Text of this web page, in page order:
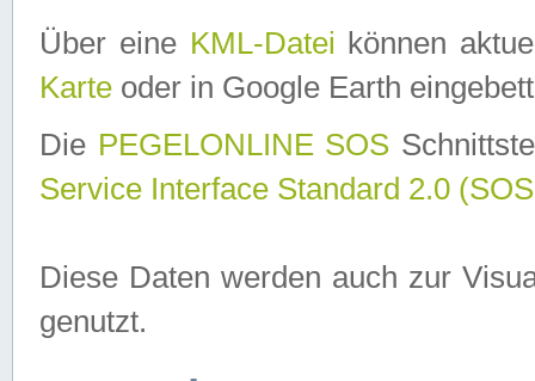
Über eine KML-Datei können
Karte oder in Google Earth
Die PEGELONLINE SOS
Service Interface Standard 2.0
Diese Daten werden auch zur
genutzt.